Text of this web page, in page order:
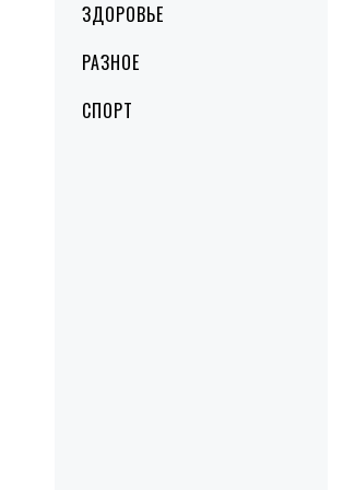
ЗДОРОВЬЕ
РАЗНОЕ
СПОРТ